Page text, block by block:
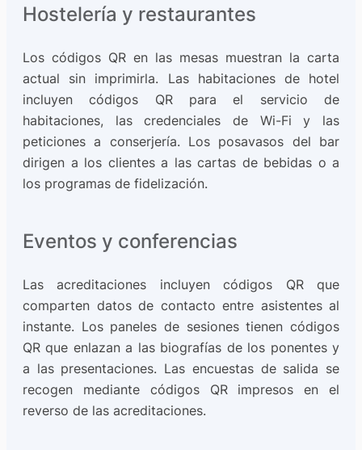
Hostelería y restaurantes
Los códigos QR en las mesas muestran la carta
actual sin imprimirla. Las habitaciones de hotel
incluyen códigos QR para el servicio de
habitaciones, las credenciales de Wi-Fi y las
peticiones a conserjería. Los posavasos del bar
dirigen a los clientes a las cartas de bebidas o a
los programas de fidelización.
Eventos y conferencias
Las acreditaciones incluyen códigos QR que
comparten datos de contacto entre asistentes al
instante. Los paneles de sesiones tienen códigos
QR que enlazan a las biografías de los ponentes y
a las presentaciones. Las encuestas de salida se
recogen mediante códigos QR impresos en el
reverso de las acreditaciones.